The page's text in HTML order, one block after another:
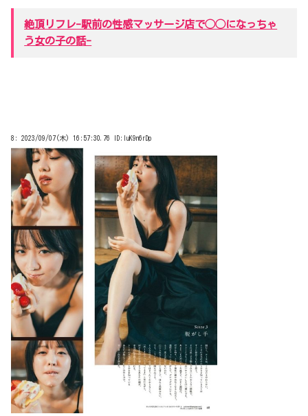
絶頂リフレ-駅前の性感マッサージ店で◯◯になっちゃ
う女の子の話-
8: 2023/09/07(木) 16:57:30.76 ID:luK9n6rDp